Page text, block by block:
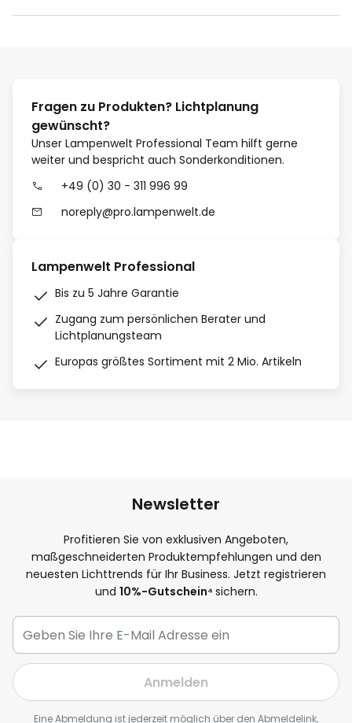
Fragen zu Produkten? Lichtplanung
gewünscht?
Unser Lampenwelt Professional Team hilft gerne
weiter und bespricht auch Sonderkonditionen.
+49 (0) 30 - 311 996 99
noreply@pro.lampenwelt.de
Lampenwelt Professional
Bis zu 5 Jahre Garantie
Zugang zum persönlichen Berater und
Lichtplanungsteam
Europas größtes Sortiment mit 2 Mio. Artikeln
Newsletter
Profitieren Sie von exklusiven Angeboten,
maßgeschneiderten Produktempfehlungen und den
neuesten Lichttrends für Ihr Business. Jetzt registrieren
und 10%-Gutschein⁴ sichern.
Anmelden
Eine Abmeldung ist jederzeit möglich über den Abmeldelink,